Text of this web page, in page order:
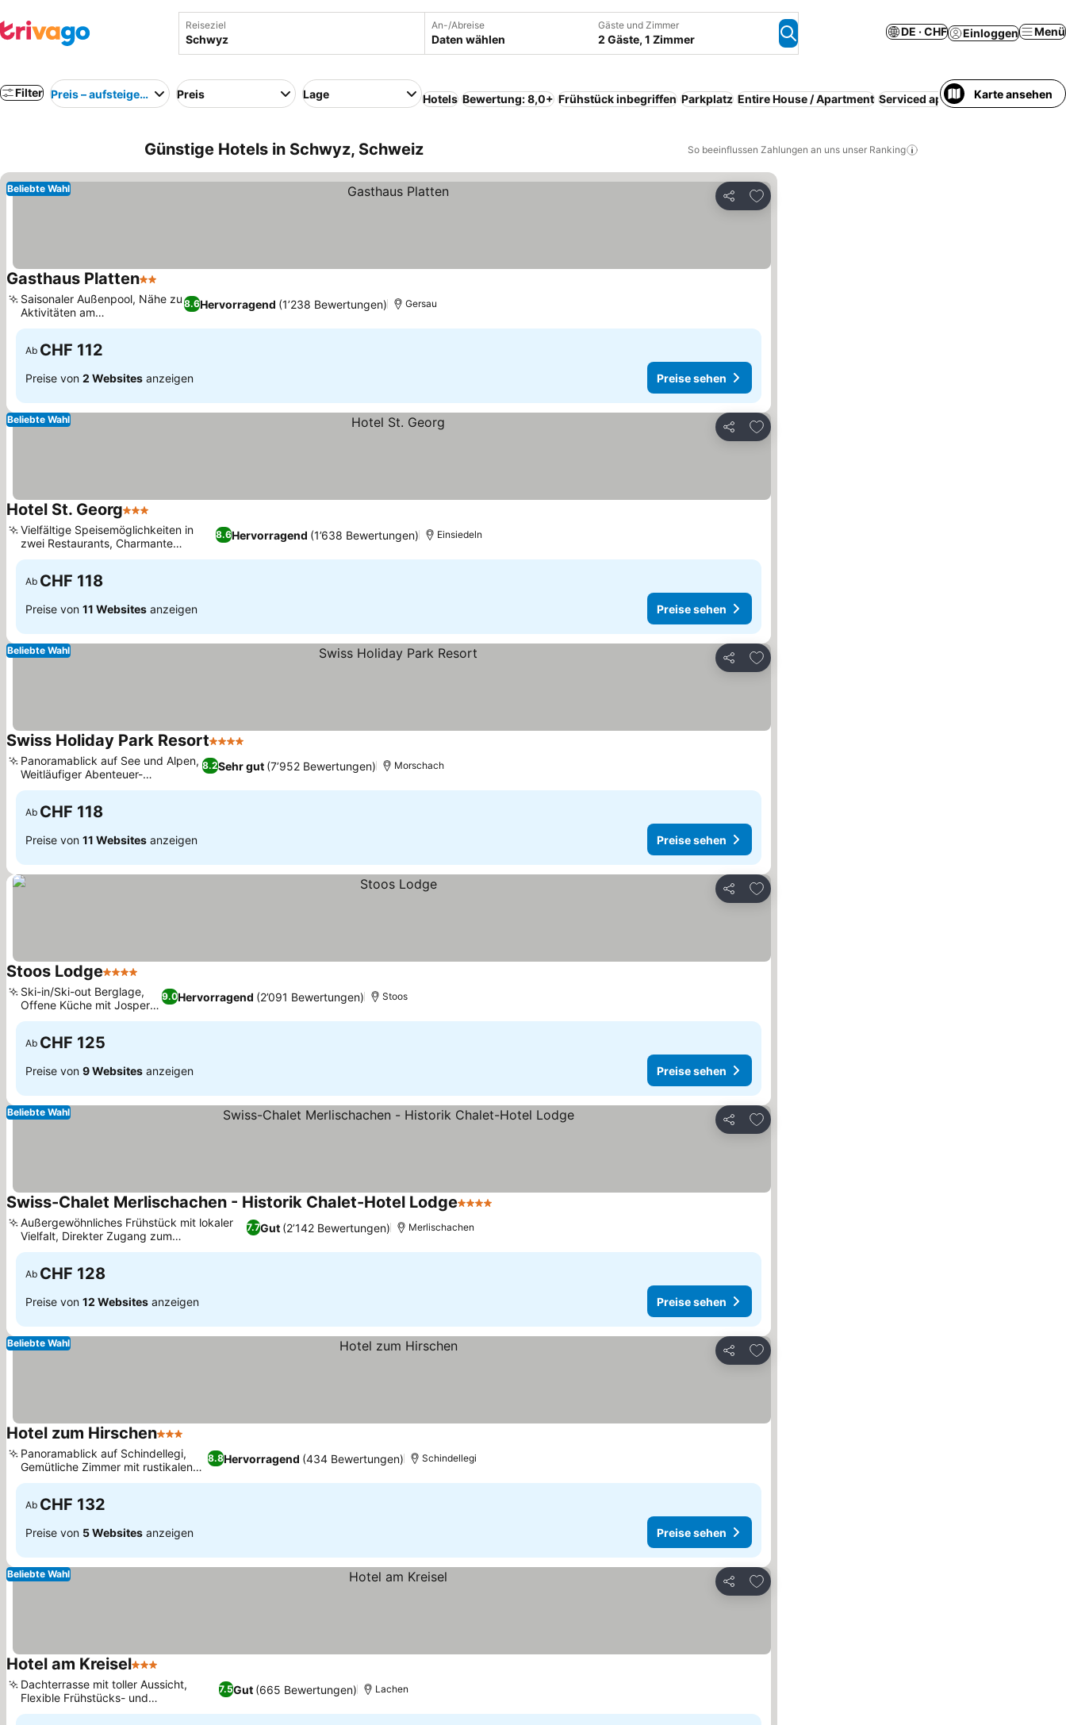
Reiseziel An-/Abreise
Daten wählen
Gäste und Zimmer
2 Gäste, 1 Zimmer
DE · CHF Einloggen Menü
Filter Preis – aufsteigend Preis Lage Hotels Bewertung: 8,0+ Frühstück inbegriffen Parkplatz Entire House / Apartment Serviced apartment Halbpension
Karte ansehen
Günstige Hotels in Schwyz, Schweiz So beeinflussen Zahlungen an uns unser Ranking
Teilen
Zu Favoriten hinzufügen
Beliebte Wahl
Gasthaus Platten2 Sterne
8.6Hervorragend (1’238 Bewertungen)
Saisonaler Außenpool, Nähe zu
Aktivitäten am
Vierwaldstättersee
Gersau
Ab CHF 112
Preise von 2 Websites anzeigen Preise sehen
Teilen
Zu Favoriten hinzufügen
Beliebte Wahl
Hotel St. Georg3 Sterne
8.6Hervorragend (1’638 Bewertungen)
Vielfältige Speisemöglichkeiten in
zwei Restaurants, Charmante
Büchertausch-Ecken
Einsiedeln
Ab CHF 118
Preise von 11 Websites anzeigen Preise sehen
Teilen
Zu Favoriten hinzufügen
Beliebte Wahl
Swiss Holiday Park Resort4 Sterne
8.2Sehr gut (7’952 Bewertungen)
Panoramablick auf See und Alpen,
Weitläufiger Abenteuer-
Wasserpark
Morschach
Ab CHF 118
Preise von 11 Websites anzeigen Preise sehen
Teilen
Zu Favoriten hinzufügen
Stoos Lodge4 Sterne
9.0Hervorragend (2’091 Bewertungen)
Ski-in/Ski-out Berglage,
Offene Küche mit Josper
Grill
Stoos
Ab CHF 125
Preise von 9 Websites anzeigen Preise sehen
Teilen
Zu Favoriten hinzufügen
Beliebte Wahl
Swiss-Chalet Merlischachen - Historik Chalet-Hotel Lodge4 Sterne
7.7Gut (2’142 Bewertungen)
Außergewöhnliches Frühstück mit lokaler
Vielfalt, Direkter Zugang zum
Vierwaldstättersee
Merlischachen
Ab CHF 128
Preise von 12 Websites anzeigen Preise sehen
Teilen
Zu Favoriten hinzufügen
Beliebte Wahl
Hotel zum Hirschen3 Sterne
8.8Hervorragend (434 Bewertungen)
Panoramablick auf Schindellegi,
Gemütliche Zimmer mit rustikalen
Holzmöbeln
Schindellegi
Ab CHF 132
Preise von 5 Websites anzeigen Preise sehen
Teilen
Zu Favoriten hinzufügen
Beliebte Wahl
Hotel am Kreisel3 Sterne
7.5Gut (665 Bewertungen)
Dachterrasse mit toller Aussicht,
Flexible Frühstücks- und
Snackoptionen
Lachen